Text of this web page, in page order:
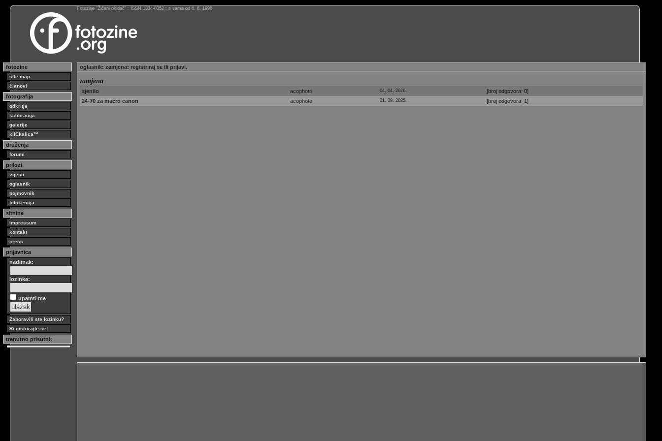
Fotozine “Žičani okidač” : ISSN 1334-0352 : s vama od 6. 6. 1998
fotozine
site map
članovi
fotografija
odkritje
kalibracija
galerije
kliCkalica™
druženja
forumi
prilozi
vijesti
oglasnik
pojmovnik
fotokemija
sitnine
impressum
kontakt
press
prijavnica
nadimak:
lozinka:
upamti me
Zaboravili ste lozinku?
Registrirajte se!
trenutno prisutni:
oglasnik: zamjena: registriraj se ili prijavi.
zamjena
sjenilo acophoto 04. 04. 2026.
[broj odgovora: 0]
24-70 za macro canon
acophoto 01. 09. 2025. [broj odgovora: 1]